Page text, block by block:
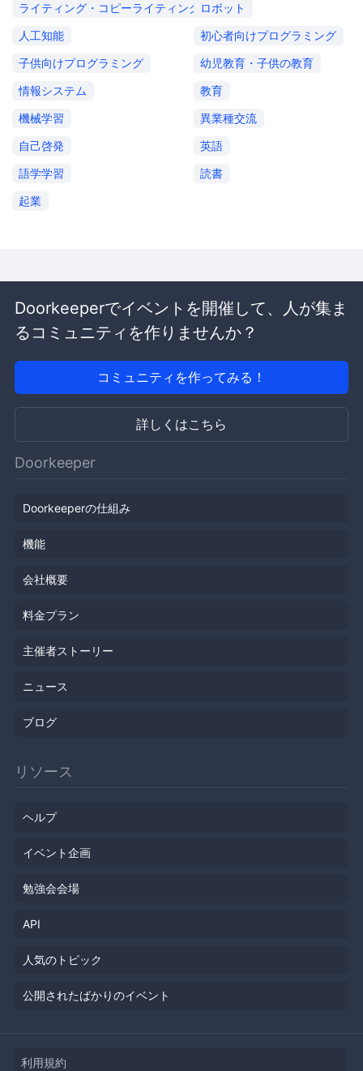
ライティング・コピーライティング ロボット
人工知能
初心者向けプログラミング
子供向けプログラミング
幼児教育・子供の教育
情報システム
教育
機械学習
異業種交流
自己啓発
英語
語学学習
読書
起業
Doorkeeperでイベントを開催して、人が集ま
るコミュニティを作りませんか？
コミュニティを作ってみる！
詳しくはこちら
Doorkeeper
Doorkeeperの仕組み
機能
会社概要
料金プラン
主催者ストーリー
ニュース
ブログ
リソース
ヘルプ
イベント企画
勉強会会場
API
人気のトピック
公開されたばかりのイベント
利用規約